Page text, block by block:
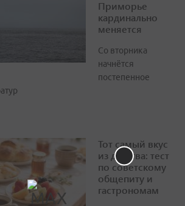
Приморье
кардинально
меняется
Со вторника
начнётся
постепенное
Тот самый вкус
из детства: тест
по советскому
общепиту и
гастрономам